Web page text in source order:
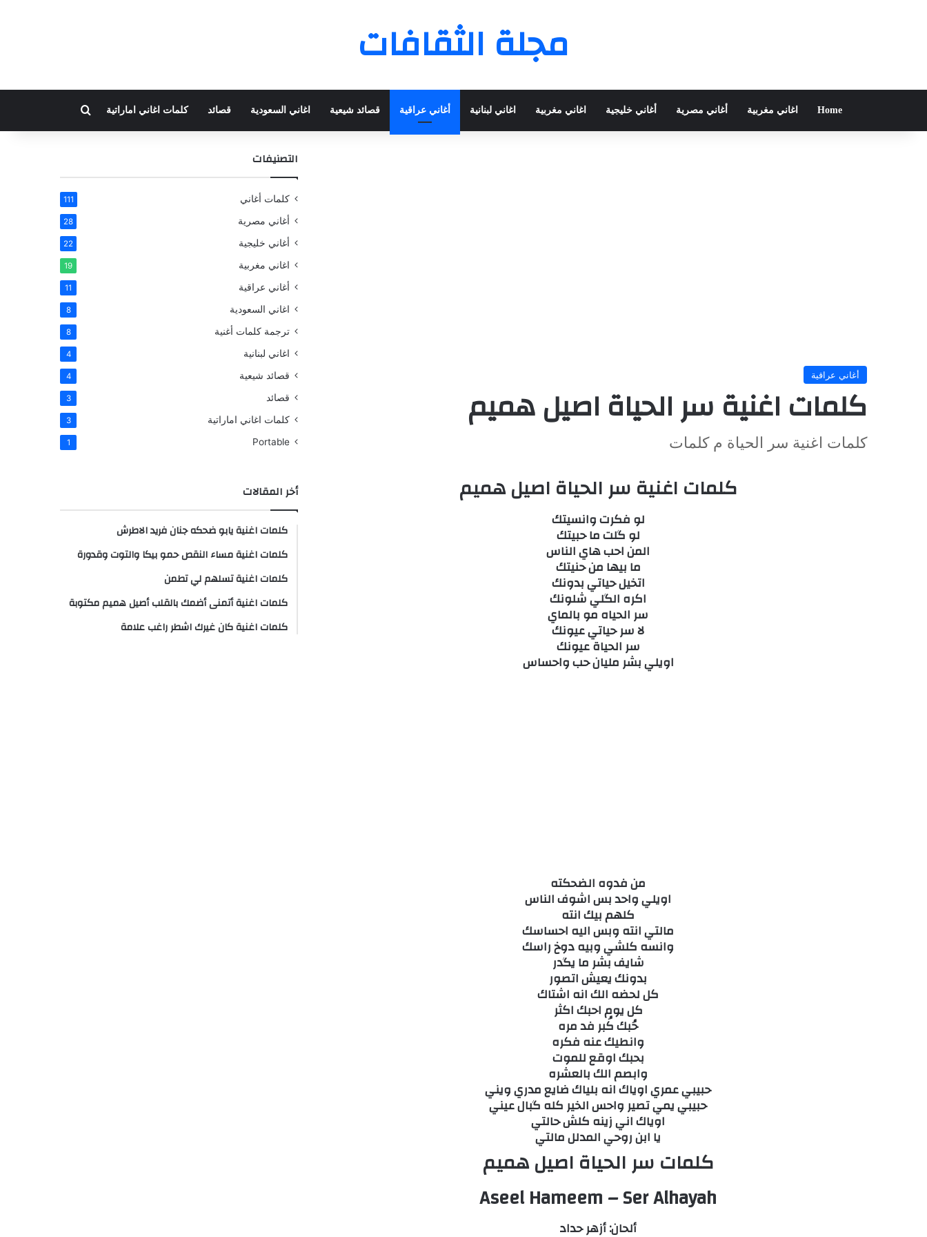
مجلة الثقافات
Home اغاني مغربية أغاني مصرية أغاني خليجية اغاني مغربية اغاني لبنانية أغاني عراقية قصائد شيعية اغاني السعودية قصائد كلمات اغاني اماراتية
أغاني عراقية
كلمات اغنية سر الحياة اصيل هميم
كلمات اغنية سر الحياة م كلمات
كلمات اغنية سر الحياة اصيل هميم
لو فكرت وانسيتك
لو گلت ما حبيتك
المن احب هاي الناس
ما بيها من حنيتك
اتخيل حياتي بدونك
اكره الگلي شلونك
سر الحياه مو بالماي
لا سر حياتي عيونك
سر الحياة عيونك
اويلي بشر مليان حب واحساس
من فدوه الضحكته
اويلي واحد بس اشوف الناس
كلهم بيك انته
مالتي انته وبس اليه احساسك
وانسه كلشي وبيه دوخ راسك
شايف بشر ما يگدر
بدونك يعيش اتصور
كل لحضه الك انه اشتاك
كل يوم احبك اكثر
حُبك كُبر فد مره
وانطيك عنه فكره
بحبك اوقع للموت
وابصم الك بالعشره
حبيبي عمري اوياك انه بلياك ضايع مدري ويني
حبيبي يمي تصير واحس الخير كله گبال عيني
اوياك اني زينه كلش حالتي
يا ابن روحي المدلل مالتي
كلمات سر الحياة اصيل هميم
Aseel Hameem – Ser Alhayah
ألحان: أزهر حداد
التصنيفات
كلمات أغاني 111
أغاني مصرية 28
أغاني خليجية 22
اغاني مغربية 19
أغاني عراقية 11
اغاني السعودية 8
ترجمة كلمات أغنية 8
اغاني لبنانية 4
قصائد شيعية 4
قصائد 3
كلمات اغاني اماراتية 3
Portable
1
أخر المقالات
كلمات اغنية يابو ضحكه جنان فريد الاطرش
كلمات اغنية مساء النقص حمو بيكا والتوت وقدورة
كلمات اغنية تسلهم لي تطمن
كلمات اغنية أتمنى أضمك بالقلب أصيل هميم مكتوبة
كلمات اغنية كان غيرك اشطر راغب علامة